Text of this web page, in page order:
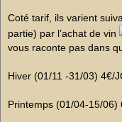
Coté tarif, ils varient
partie) par l’achat de vin
vous raconte pas dans
Hiver (01/11 -31/03) 4€/
Printemps (01/04-15/06)